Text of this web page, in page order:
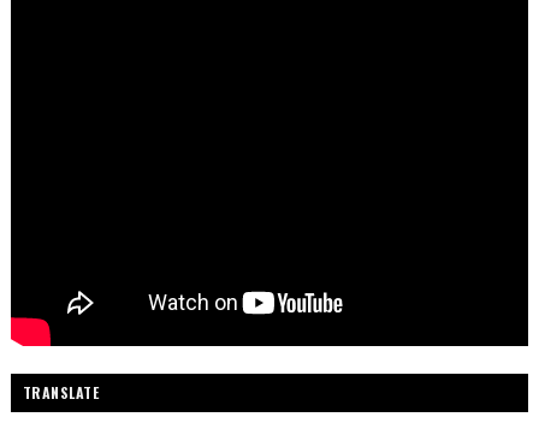
TRANSLATE